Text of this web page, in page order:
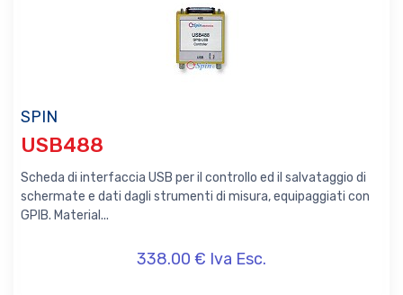
SPIN
USB488
Scheda di interfaccia USB per il controllo ed il salvataggio di
schermate e dati dagli strumenti di misura, equipaggiati con
GPIB. Material...
338.00 € Iva Esc.